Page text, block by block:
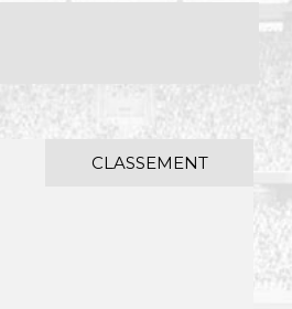
CLASSEMENT